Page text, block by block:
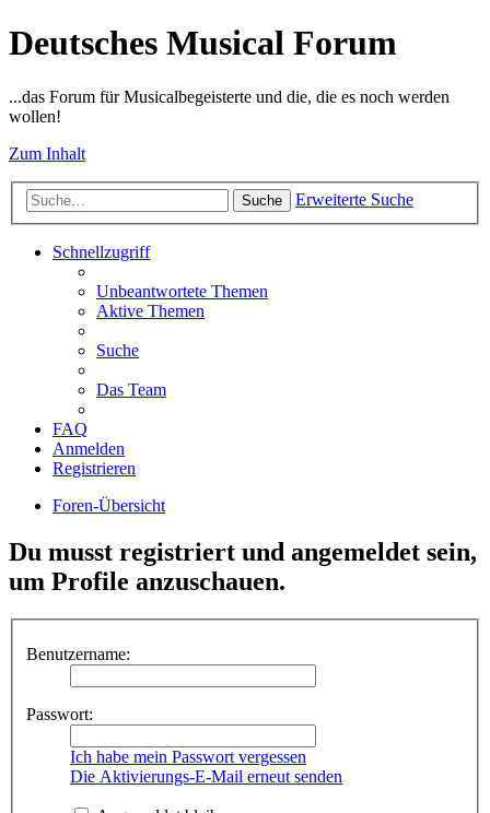
Deutsches Musical Forum
...das Forum für Musicalbegeisterte und die, die es noch werden
wollen!
Zum Inhalt
Suche Erweiterte Suche
Schnellzugriff
Unbeantwortete Themen
Aktive Themen
Suche
Das Team
FAQ
Anmelden
Registrieren
Foren-Übersicht
Du musst registriert und angemeldet sein,
um Profile anzuschauen.
Benutzername:
Passwort:
Ich habe mein Passwort vergessen
Die Aktivierungs-E-Mail erneut senden